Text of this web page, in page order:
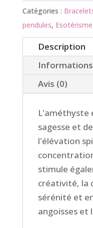
Améthyste
(poignet
normal)
Catégories :
pendules, Esotérisme
Description
Avis (0)
L'améthyste
sagesse et
l'élévation
stimule
créativité, la
sérénité et
angoisses et